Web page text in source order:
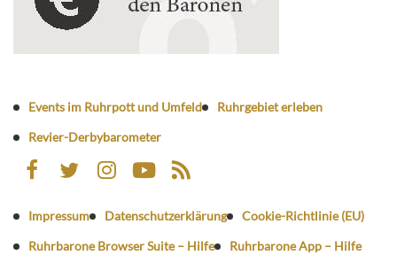
Events im Ruhrpott und Umfeld
Ruhrgebiet erleben
Revier-Derbybarometer
Impressum Datenschutzerklärung
Cookie-Richtlinie (EU)
Ruhrbarone Browser Suite – Hilfe
Ruhrbarone App – Hilfe